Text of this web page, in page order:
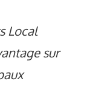
Local
sur